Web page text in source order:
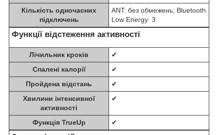
Кількість одночасних
підключень
ANT: без обмежень; Bluetooth
Low Energy: 3
Функції відстеження активності
Лічильник кроків
✔
Спалені калорії
✔
Пройдена відстань
✔
Хвилини інтенсивної
активності
✔
Функція TrueUp ✔